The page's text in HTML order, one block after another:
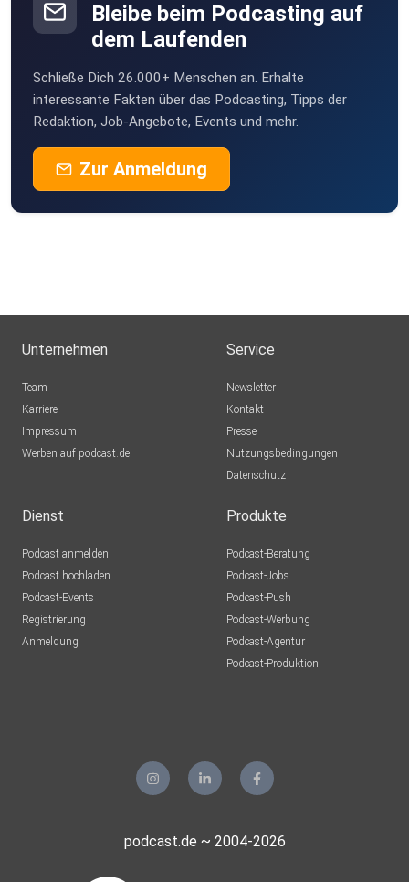
Bleibe beim Podcasting auf
dem Laufenden
Schließe Dich 26.000+ Menschen an. Erhalte
interessante Fakten über das Podcasting, Tipps der
Redaktion, Job-Angebote, Events und mehr.
Zur Anmeldung
Unternehmen
Team
Karriere
Impressum
Werben auf podcast.de
Service
Newsletter
Kontakt
Presse
Nutzungsbedingungen
Datenschutz
Dienst
Podcast anmelden
Podcast hochladen
Podcast-Events
Registrierung
Anmeldung
Produkte
Podcast-Beratung
Podcast-Jobs
Podcast-Push
Podcast-Werbung
Podcast-Agentur
Podcast-Produktion
podcast.de ~ 2004-2026